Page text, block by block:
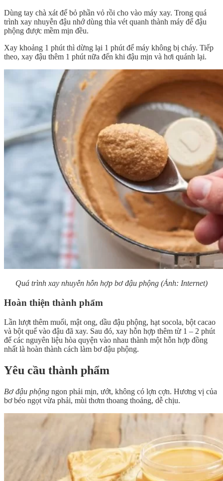
Dùng tay chà xát để bỏ phần vỏ rồi cho vào máy xay. Trong quá
trình xay nhuyễn đậu nhớ dùng thìa vét quanh thành máy để đậu
phộng được mềm mịn đều.
Xay khoảng 1 phút thì dừng lại 1 phút để máy không bị cháy. Tiếp
theo, xay đậu thêm 1 phút nữa đến khi đậu mịn và hơi quánh lại.
Quá trình xay nhuyễn hỗn hợp bơ đậu phộng (Ảnh: Internet)
Hoàn thiện thành phẩm
Lần lượt thêm muối, mật ong, dầu đậu phộng, hạt socola, bột cacao
và bột quế vào đậu đã xay. Sau đó, xay hỗn hợp thêm từ 1 – 2 phút
để các nguyên liệu hòa quyện vào nhau thành một hỗn hợp đồng
nhất là hoàn thành cách làm bơ đậu phộng.
Yêu cầu thành phẩm
Bơ đậu phộng ngon phải mịn, ướt, không có lợn cợn. Hương vị của
bơ béo ngọt vừa phải, mùi thơm thoang thoảng, dễ chịu.